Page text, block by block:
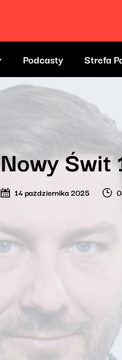
Podcasty Strefa
Nowy Świt
14 października 2025